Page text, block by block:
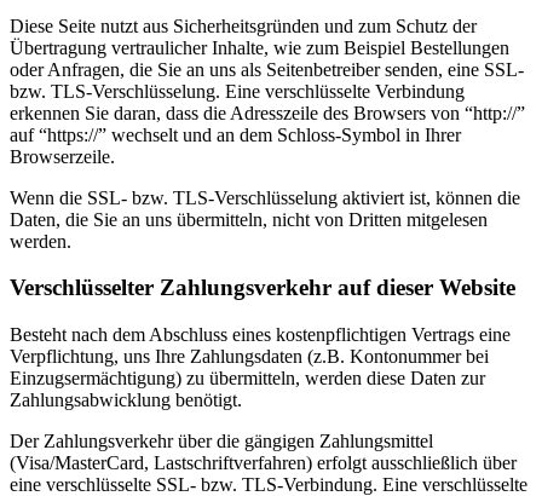
Diese Seite nutzt aus Sicherheitsgründen und zum Schutz der
Übertragung vertraulicher Inhalte, wie zum Beispiel Bestellungen
oder Anfragen, die Sie an uns als Seitenbetreiber senden, eine SSL-
bzw. TLS-Verschlüsselung. Eine verschlüsselte Verbindung
erkennen Sie daran, dass die Adresszeile des Browsers von “http://”
auf “https://” wechselt und an dem Schloss-Symbol in Ihrer
Browserzeile.
Wenn die SSL- bzw. TLS-Verschlüsselung aktiviert ist, können die
Daten, die Sie an uns übermitteln, nicht von Dritten mitgelesen
werden.
Verschlüsselter Zahlungsverkehr auf dieser Website
Besteht nach dem Abschluss eines kostenpflichtigen Vertrags eine
Verpflichtung, uns Ihre Zahlungsdaten (z.B. Kontonummer bei
Einzugsermächtigung) zu übermitteln, werden diese Daten zur
Zahlungsabwicklung benötigt.
Der Zahlungsverkehr über die gängigen Zahlungsmittel
(Visa/MasterCard, Lastschriftverfahren) erfolgt ausschließlich über
eine verschlüsselte SSL- bzw. TLS-Verbindung. Eine verschlüsselte